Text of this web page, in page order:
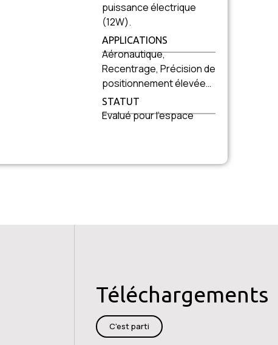
puissance électrique
(12W).
APPLICATIONS
Aéronautique,
Recentrage, Précision de
positionnement élevée…
STATUT
Evalué pour l’espace
Téléchargements
C'est parti